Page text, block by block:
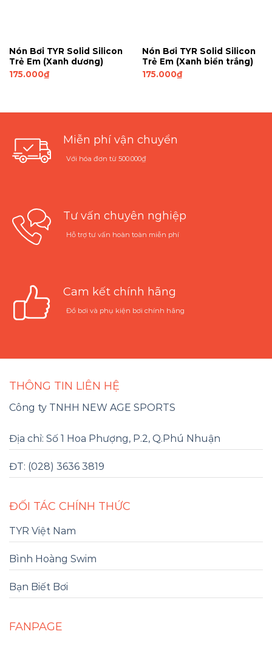
Nón Bơi TYR Solid Silicon
Trẻ Em (Xanh dương)
175.000₫
Nón Bơi TYR Solid Silicon
Trẻ Em (Xanh biển trắng)
175.000₫
Miễn phí vận chuyển
Với hóa đơn từ 500.000₫
Tư vấn chuyên nghiệp
Hỗ trợ tư vấn hoàn toàn miễn phí
Cam kết chính hãng
Đồ bơi và phụ kiện bơi chính hãng
THÔNG TIN LIÊN HỆ
Công ty TNHH NEW AGE SPORTS
Địa chỉ: Số 1 Hoa Phượng, P.2, Q.Phú Nhuận
ĐT: (028) 3636 3819
ĐỐI TÁC CHÍNH THỨC
TYR Việt Nam
Bình Hoàng Swim
Bạn Biết Bơi
FANPAGE